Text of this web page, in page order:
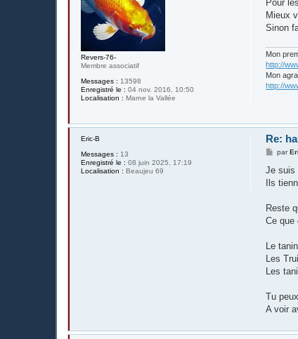
Revers-76-
Membre associatif
Messages : 13598
Enregistré le : 04 nov. 2016, 10:50
Localisation : Marne la Vallée
a
g
Pour
Mieux
Sinon
Mon
http://
Mon
http://
Eric-B
Messages : 13
Enregistré le : 08 juin 2025, 17:19
Localisation : Beaujeu 69
Re:
M
s
a
par
Je suis
Ils
Reste
Ce que
Le
Les
Les
Tu
A voir